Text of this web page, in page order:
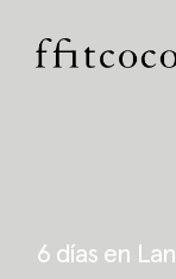
contenido
6 días en